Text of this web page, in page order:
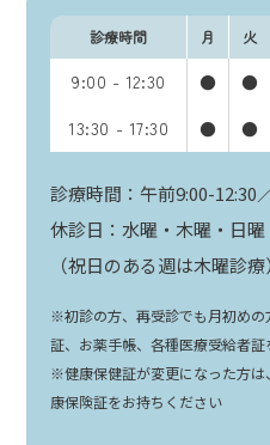
診療時間 月 火
9:00 - 12:30 ● ●
13:30 - 17:30
● ●
診療時間：午前9:00-12:30
休診日：水曜・木曜・日曜
（祝日のある週は木曜診療）
※初診の方、再受診でも月初め
証、お薬手帳、各種医療受給者
※健康保健証が変更になった方
康保険証をお持ちください